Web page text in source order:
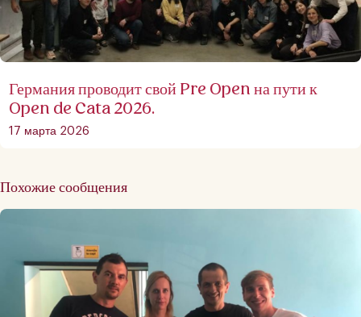
Германия проводит свой Pre Open на пути к
Open de Cata 2026.
17 марта 2026
Похожие сообщения